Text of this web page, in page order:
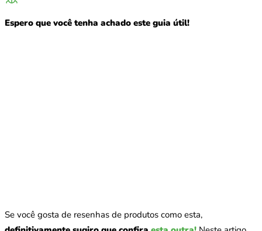
Espero que você tenha achado este guia útil!
Se você gosta de resenhas de produtos como esta,